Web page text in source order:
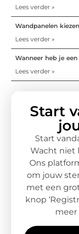
Lees verder »
Wandpanelen
Lees verder »
Wanneer heb je
Lees verder »
Start
Start
Wacht niet
Ons
om jouw
met een
knop
meer